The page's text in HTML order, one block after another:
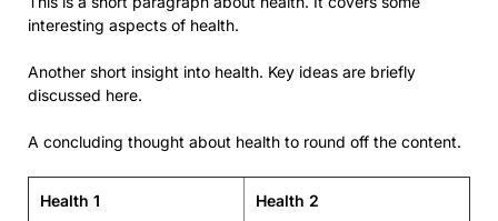
interesting aspects of health.
Another short insight into health. Key ideas are briefly
discussed here.
A concluding thought about health to round off the content.
Health 1 Health 2